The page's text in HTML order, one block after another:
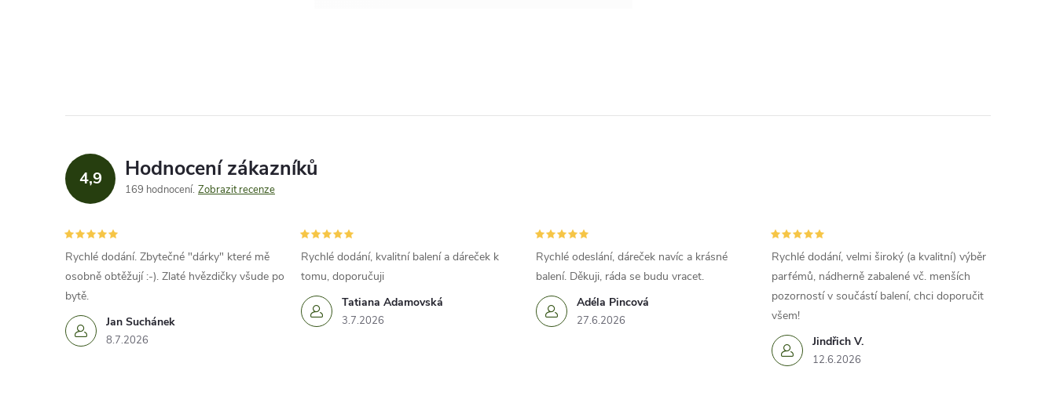
4,9 Hodnocení zákazníků
169 hodnocení Zobrazit recenze
Jan Suchánek
8.7.2026
Rychlé dodání. Zbytečné "dárky" které mě
osobně obtěžují :-). Zlaté hvězdičky všude po
bytě.
Tatiana Adamovská
3.7.2026
Rychlé dodání, kvalitní balení a dáreček k
tomu, doporučuji
Adéla Pincová
27.6.2026
Rychlé odeslání, dáreček navíc a krásné
balení. Děkuji, ráda se budu vracet.
Jindřich V.
12.6.2026
Rychlé dodání, velmi široký (a kvalitní) výběr
parfémů, nádherně zabalené vč. menších
pozorností v součástí balení, chci doporučit
všem!